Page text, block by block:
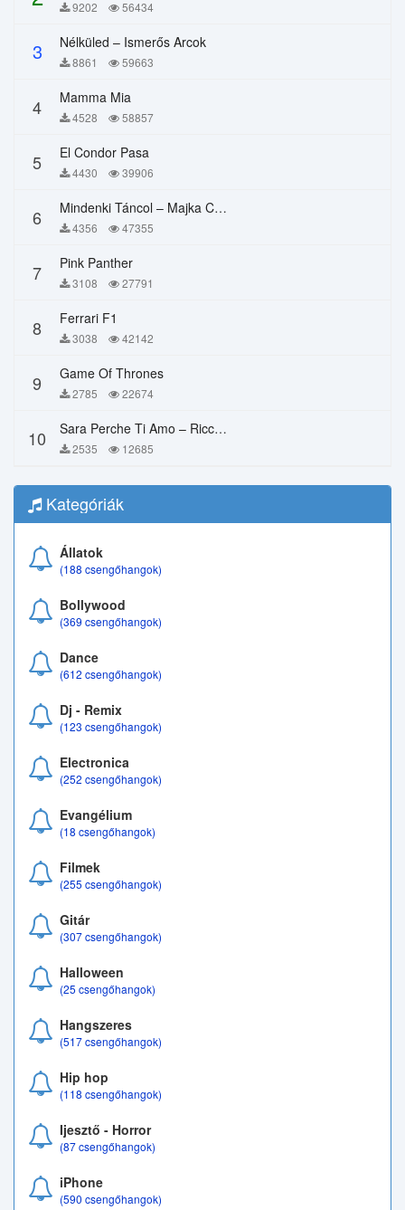
9202 56434
3 Nélküled – Ismerős Arcok
8861 59663
4 Mamma Mia
4528 58857
5 El Condor Pasa
4430 39906
6 Mindenki Táncol – Majka Curtis, Péter Majoros
4356 47355
7 Pink Panther
3108 27791
8 Ferrari F1
3038 42142
9 Game Of Thrones
2785 22674
10 Sara Perche Ti Amo – Ricchi E Poveri
2535 12685
Kategóriák
Állatok
(188 csengőhangok)
Bollywood
(369 csengőhangok)
Dance
(612 csengőhangok)
Dj - Remix
(123 csengőhangok)
Electronica
(252 csengőhangok)
Evangélium
(18 csengőhangok)
Filmek
(255 csengőhangok)
Gitár
(307 csengőhangok)
Halloween
(25 csengőhangok)
Hangszeres
(517 csengőhangok)
Hip hop
(118 csengőhangok)
Ijesztő - Horror
(87 csengőhangok)
iPhone
(590 csengőhangok)